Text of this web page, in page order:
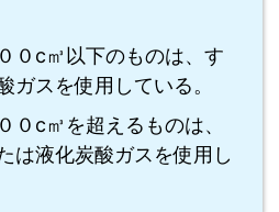
０c㎥以下のものは、す
ガスを使用している。
０c㎥を超えるものは、
は液化炭酸ガスを使用し